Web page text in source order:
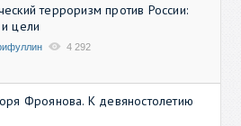
терроризм против России:
цели
4 292
Фроянова. К девяностолетию